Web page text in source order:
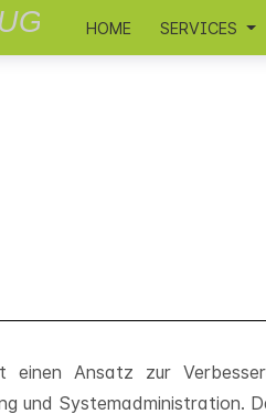
HOME SERVICES
einen Ansatz zur
und Systemadministration.